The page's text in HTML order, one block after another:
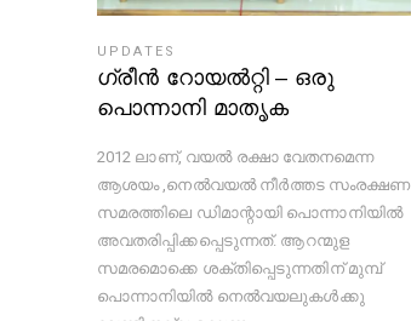
UPDATES
ഗ്രീൻ റോയൽറ്റി – ഒരു
പൊന്നാനി മാതൃക
2012 ലാണ്, വയൽ രക്ഷാ വേതനമെന്ന
ആശയം ,നെൽവയൽ നീർത്തട സംരക്ഷണ
സമരത്തിലെ ഡിമാന്റായി പൊന്നാനിയിൽ
അവതരിപ്പിക്കപ്പെടുന്നത്. ആറന്മുള
സമരമൊക്കെ ശക്തിപ്പെടുന്നതിന് മുമ്പ്
പൊന്നാനിയിൽ നെൽവയലുകൾക്കു